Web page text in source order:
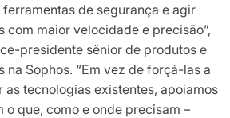
de segurança e agir
com maior velocidade e precisão”,
presidente sênior de produtos e
na Sophos. “Em vez de forçá-las a
as tecnologias existentes, apoiamos
o que, como e onde precisam –